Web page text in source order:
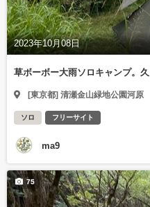
2023年10月08日
草ボーボー大雨ソロキャンプ。
[東京都] 清瀬金山緑地公園河原
ソロ フリーサイト
ma9
75